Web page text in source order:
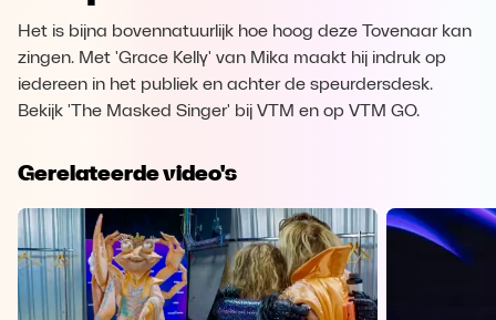
Het is bijna bovennatuurlijk hoe hoog deze Tovenaar kan
zingen. Met 'Grace Kelly' van Mika maakt hij indruk op
iedereen in het publiek en achter de speurdersdesk.
Bekijk 'The Masked Singer' bij VTM en op VTM GO.
Gerelateerde video's